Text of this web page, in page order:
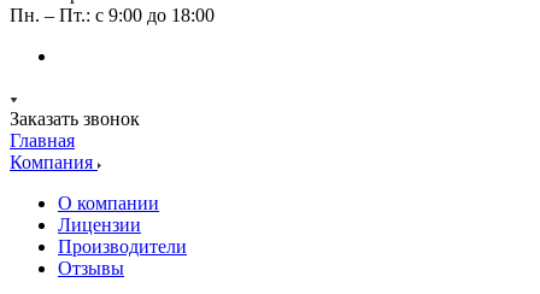
Пн. – Пт.: с 9:00 до 18:00
Заказать звонок
Главная
Компания
О компании
Лицензии
Производители
Отзывы